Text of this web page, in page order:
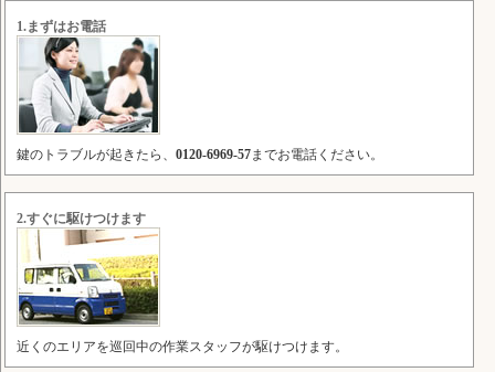
1.まずはお電話
鍵のトラブルが起きたら、 0120-6969-57までお電話ください。
2.すぐに駆けつけます
近くのエリアを巡回中の作業スタッフが駆けつけます。